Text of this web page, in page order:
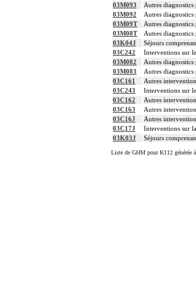
03M093
Autres
03M092
Autres
03M09T
Autres
03M08T
Autres
03K04J
Séjours
03C242
Interventions sur
03M082
Autres
03M083
Autres
03C161
Autres
03C243
Interventions sur
03C162
Autres
03C163
Autres
03C16J
Autres
03C17J
Interventions sur
03K03J
Séjours
Liste de GHM pour K112 générée